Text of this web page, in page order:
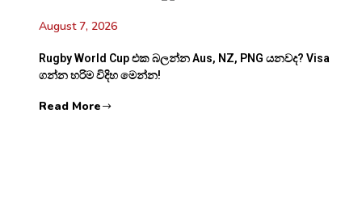
August 7, 2026
Rugby World Cup එක බලන්න Aus, NZ, PNG යනවද? Visa
ගන්න හරිම විදිහ මෙන්න!
Read More